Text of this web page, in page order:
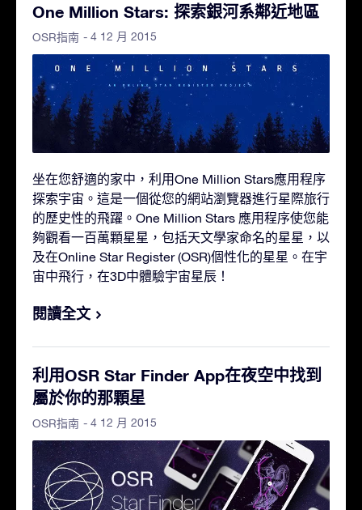
One Million Stars: 探索銀河系鄰近地區
OSR指南 - 4 12 月 2015
坐在您舒適的家中，利用One Million Stars應用程序
探索宇宙。這是一個從您的網站瀏覽器進行星際旅行
的歷史性的飛躍。One Million Stars 應用程序使您能
夠觀看一百萬顆星星，包括天文學家命名的星星，以
及在Online Star Register (OSR)個性化的星星。在宇
宙中飛行，在3D中體驗宇宙星辰！
閱讀全文
利用OSR Star Finder App在夜空中找到
屬於你的那顆星
OSR指南 - 4 12 月 2015